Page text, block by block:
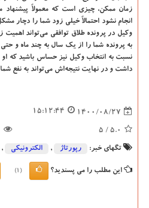
زمان ممکن، چیزی است که معمولاً پیشنهاد
انجام نشود احتمالاً خیلی زود شما را دچار
وکیل در پرونده طلاق توافقی می‌تواند
به پرونده شما را از یک سال به چند ماه و
نسبت به انتخاب وکیل نیز حساس باشید که او
داشت و در نهایت نتیجه‌اش می‌تواند به نفع
1400/08/27
15:12:44
5.0
/ 5
تگهای خبر: رپورتاژ , الكترونیكی ,
این مطلب را می پسندید؟ (1)